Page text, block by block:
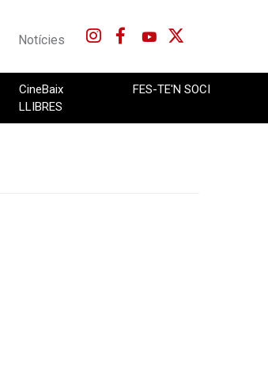
Notícies
CineBaix
LLIBRES
FES-TE'N SOCI